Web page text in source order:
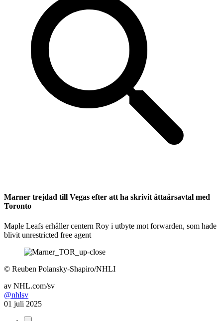
Marner trejdad till Vegas efter att ha skrivit åttaårsavtal med
Toronto
Maple Leafs erhåller centern Roy i utbyte mot forwarden, som hade
blivit unrestricted free agent
© Reuben Polansky-Shapiro/NHLI
av NHL.com/sv
@nhlsv
01 juli 2025